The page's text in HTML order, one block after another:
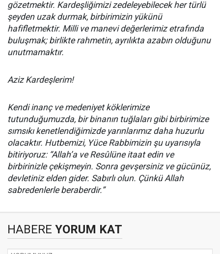
gözetmektir. Kardeşliğimizi zedeleyebilecek her türlü
şeyden uzak durmak, birbirimizin yükünü
hafifletmektir. Milli ve manevi değerlerimiz etrafında
buluşmak; birlikte rahmetin, ayrılıkta azabın olduğunu
unutmamaktır.
Aziz Kardeşlerim!
Kendi inanç ve medeniyet köklerimize
tutunduğumuzda, bir binanın tuğlaları gibi birbirimize
sımsıkı kenetlendiğimizde yarınlarımız daha huzurlu
olacaktır. Hutbemizi, Yüce Rabbimizin şu uyarısıyla
bitiriyoruz: “Allah’a ve Resûlüne itaat edin ve
birbirinizle çekişmeyin. Sonra gevşersiniz ve gücünüz,
devletiniz elden gider. Sabırlı olun. Çünkü Allah
sabredenlerle beraberdir.”
HABERE YORUM KAT